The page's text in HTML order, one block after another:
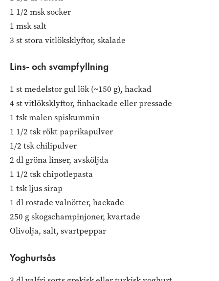
1 1/2 msk socker
1 msk salt
3 st stora vitlöksklyftor, skalade
Lins- och svampfyllning
1 st medelstor gul lök (~150 g), hackad
4 st vitlöksklyftor, finhackade eller pressade
1 tsk malen spiskummin
1 1/2 tsk rökt paprikapulver
1/2 tsk chilipulver
2 dl gröna linser, avsköljda
1 1/2 tsk chipotlepasta
1 tsk ljus sirap
1 dl rostade valnötter, hackade
250 g skogschampinjoner, kvartade
Olivolja, salt, svartpeppar
Yoghurtsås